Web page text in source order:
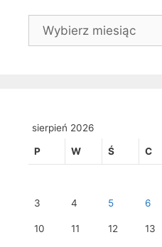
Archiwa
sierpień 2026
P W Ś C
3 4 5 6
10 11 12 13